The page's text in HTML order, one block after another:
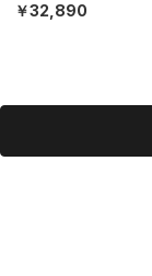
￥32,890